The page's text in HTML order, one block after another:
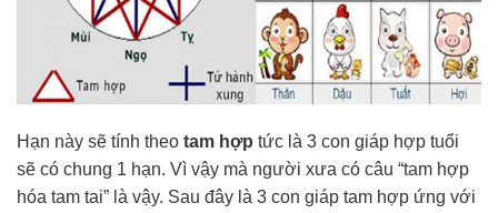
Hạn này sẽ tính theo tam hợp tức là 3 con giáp hợp tuổi
sẽ có chung 1 hạn. Vì vậy mà người xưa có câu “tam hợp
hóa tam tai” là vậy. Sau đây là 3 con giáp tam hợp ứng với